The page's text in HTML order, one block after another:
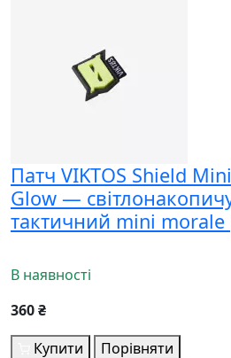
Патч VIKTOS Shield
Glow —
тактичний mini morale
В наявності
360 ₴
Купити
Порівняти